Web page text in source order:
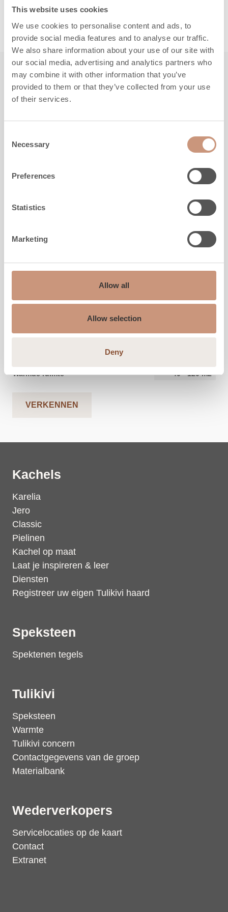
This website uses cookies
We use cookies to personalise content and ads, to
provide social media features and to analyse our traffic.
We also share information about your use of our site with
our social media, advertising and analytics partners who
may combine it with other information that you’ve
provided to them or that they’ve collected from your use
of their services.
Selection
Necessary
Preferences
Statistics
Marketing
Allow all
Allow selection
Deny
Leer ook kennen
Breedte
994mm
Warmde ruimte
40-120m2
VERKENNEN
Kachels
Karelia
Jero
Classic
Pielinen
Kachel op maat
Laat je inspireren & leer
Diensten
Registreer uw eigen Tulikivi haard
Speksteen
Spektenen tegels
Tulikivi
Speksteen
Warmte
Tulikivi concern
Contactgegevens van de groep
Materialbank
Wederverkopers
Servicelocaties op de kaart
Contact
Extranet